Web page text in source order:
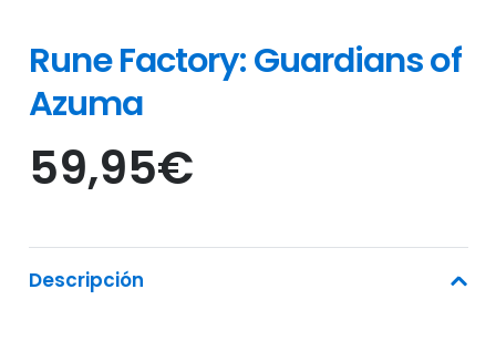
Rune Factory: Guardians of
Azuma
59,95€
Descripción